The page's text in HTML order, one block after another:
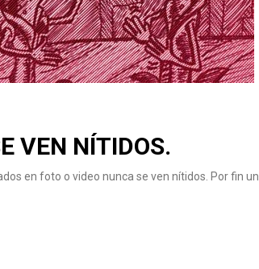
VEN NÍTIDOS.
en foto o video nunca se ven nítidos. Por fin